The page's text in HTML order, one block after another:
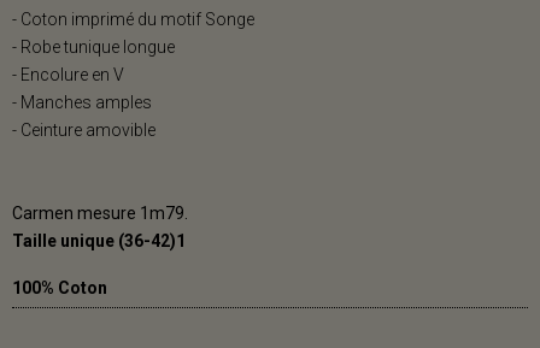
- Coton imprimé du motif Songe
- Robe tunique longue
- Encolure en V
- Manches amples
- Ceinture amovible
Carmen mesure 1m79.
Taille unique (36-42)1
100% Coton